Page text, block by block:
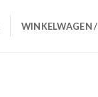
WINKELWAGEN /